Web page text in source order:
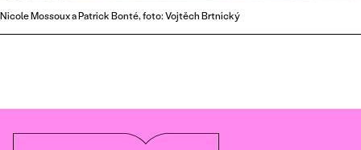
Nicole Mossoux a Patrick Bonté, foto: Vojtěch Brtnický